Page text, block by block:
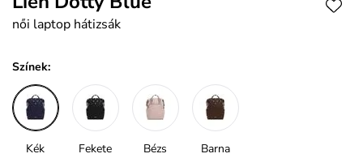
női laptop hátizsák
Színek:
Kék Fekete Bézs Barna